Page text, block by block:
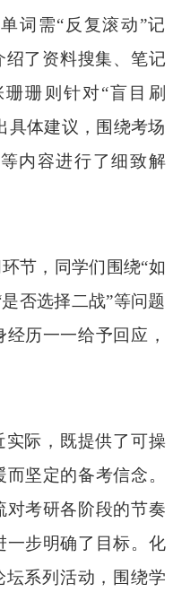
词需“反复滚动”记
绍了资料搜集、笔记
珊则针对“盲目刷
具体建议，围绕考场
内容进行了细致解
节，同学们围绕“如
否选择二战”等问题
历一一给予回应，
际，既提供了可操
坚定的备考信念。
对考研各阶段的节奏
一步明确了目标。化
坛系列活动，围绕学